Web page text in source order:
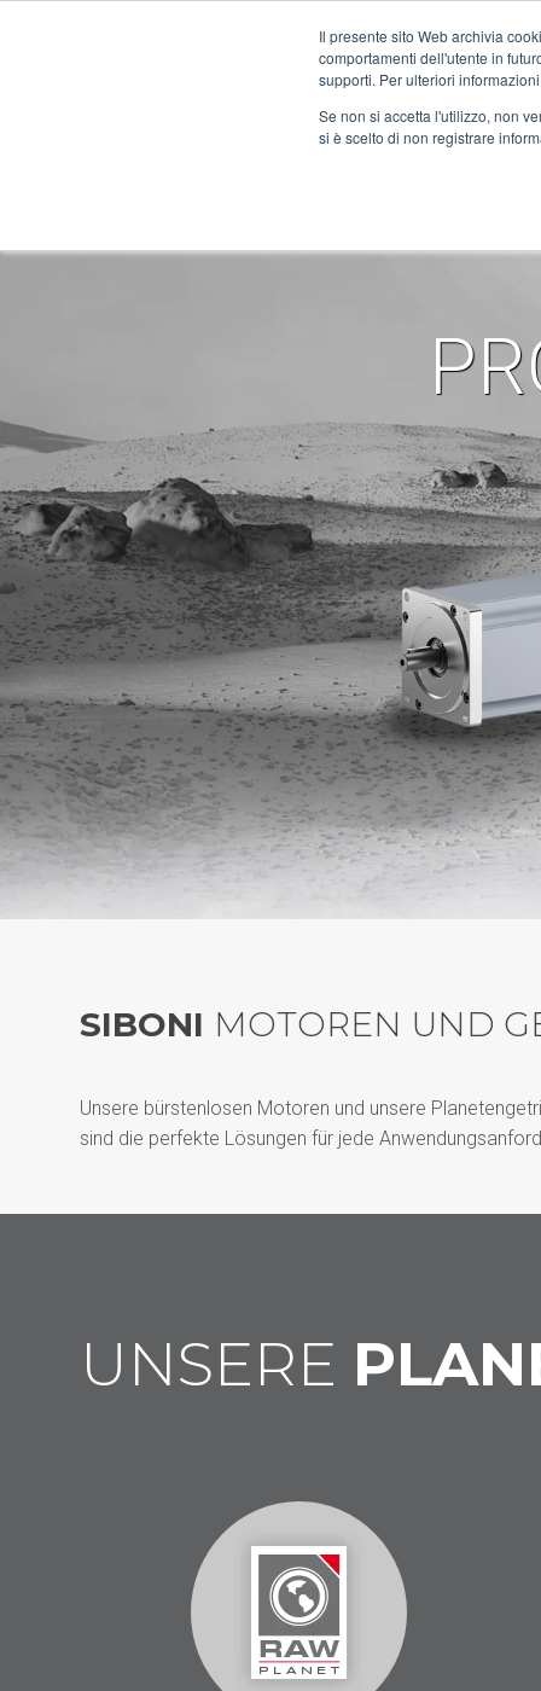
Il presente sito Web archivia
comportamenti dell'utente in
supporti. Per ulteriori
Se non si accetta l'utilizzo, non
si è scelto di non registrare
COMPANY SI PLANETS
NXH
SIBONI MOTOREN UND
Unsere bürstenlosen Motoren und unsere
sind die perfekte Lösungen für jede
UNSERE